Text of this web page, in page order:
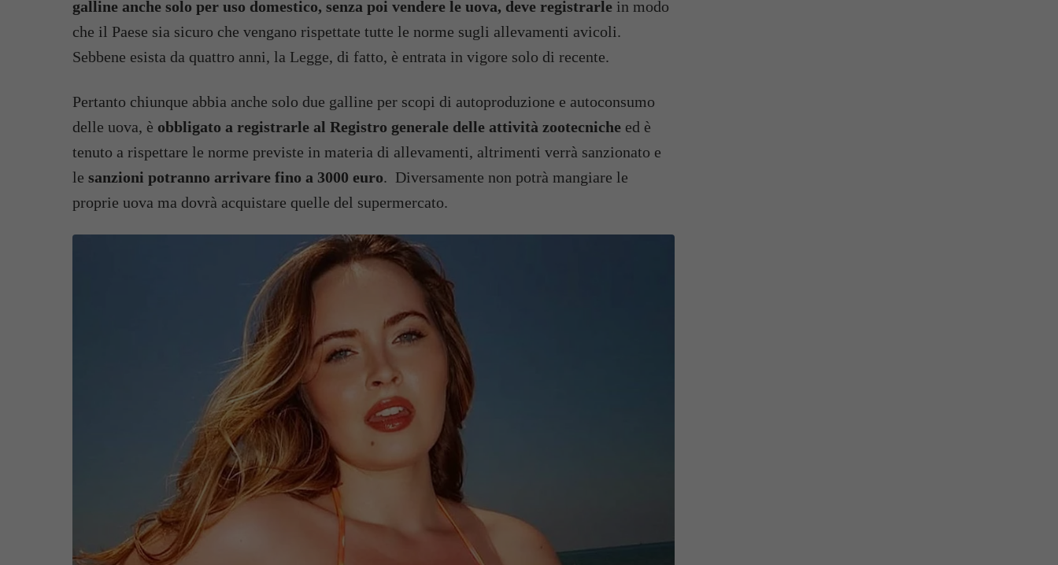
galline anche solo per uso domestico, senza poi vendere le uova, deve registrarle in modo
che il Paese sia sicuro che vengano rispettate tutte le norme sugli allevamenti avicoli.
Sebbene esista da quattro anni, la Legge, di fatto, è entrata in vigore solo di recente.
Pertanto chiunque abbia anche solo due galline per scopi di autoproduzione e autoconsumo
delle uova, è obbligato a registrarle al Registro generale delle attività zootecniche ed è
tenuto a rispettare le norme previste in materia di allevamenti, altrimenti verrà sanzionato e
le sanzioni potranno arrivare fino a 3000 euro. Diversamente non potrà mangiare le
proprie uova ma dovrà acquistare quelle del supermercato.